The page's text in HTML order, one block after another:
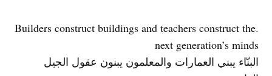
.Builders construct buildings and teachers construct the
next generation’s minds
البنّاء يبني العمارات والمعلمون يبنون عقول الجيل